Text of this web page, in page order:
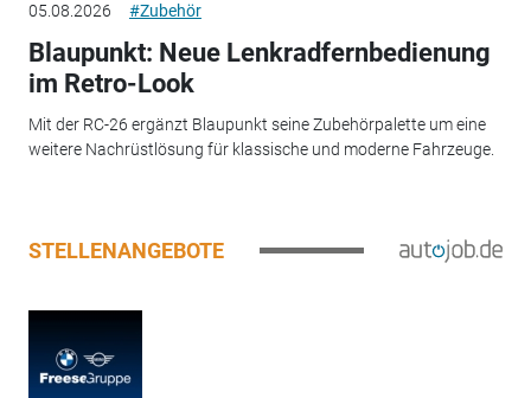
05.08.2026 #Zubehör
Blaupunkt: Neue Lenkradfernbedienung
im Retro-Look
Mit der RC-26 ergänzt Blaupunkt seine Zubehörpalette um eine
weitere Nachrüstlösung für klassische und moderne Fahrzeuge.
STELLENANGEBOTE